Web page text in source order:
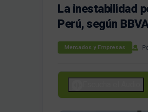
La inestabilidad
Perú, según
Mercados y Empresas